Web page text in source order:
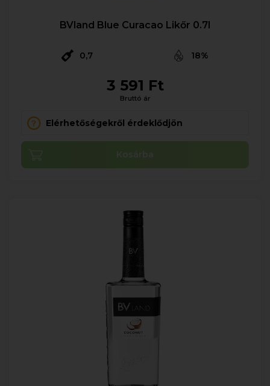
BVland Blue Curacao Likőr 0.7l
0,7 18%
3 591 Ft
Bruttó ár
Elérhetőségekről érdeklődjön
Kosárba